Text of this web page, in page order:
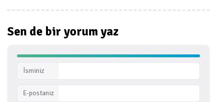
Sen de bir yorum yaz
İsminiz
E-postanız